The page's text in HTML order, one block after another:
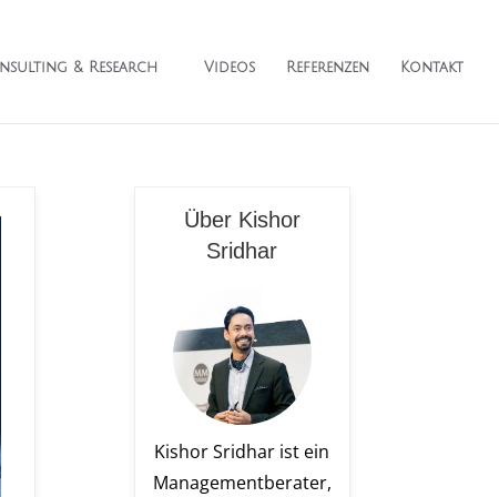
& Research Videos Referenzen Kontakt
Über Kishor
Sridhar
Kishor Sridhar ist ein
Managementberater,